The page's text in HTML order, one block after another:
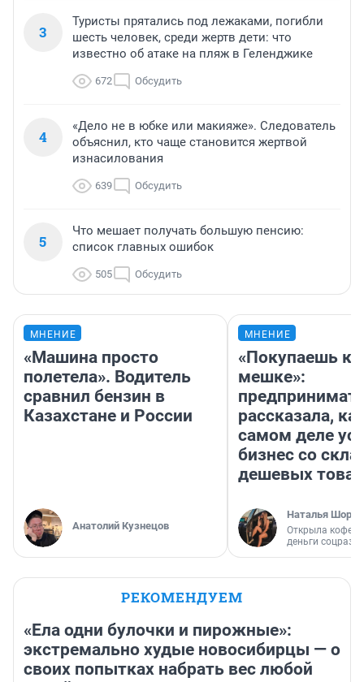
3
Туристы прятались под лежаками, погибли
шесть человек, среди жертв дети: что
известно об атаке на пляж в Геленджике
672 Обсудить
4
«Дело не в юбке или макияже». Следователь
объяснил, кто чаще становится жертвой
изнасилования
639 Обсудить
5
Что мешает получать большую пенсию:
список главных ошибок
505 Обсудить
МНЕНИЕ
«Машина просто
полетела». Водитель
сравнил бензин в
Казахстане и России
Анатолий Кузнецов
МНЕНИЕ
«Покупаешь
мешке»:
рассказала,
самом деле
бизнес со
дешевых
Наталья
Открыла
деньги
РЕКОМЕНДУЕМ
«Ела одни булочки и пирожные»:
экстремально худые новосибирцы — о
своих попытках набрать вес любой